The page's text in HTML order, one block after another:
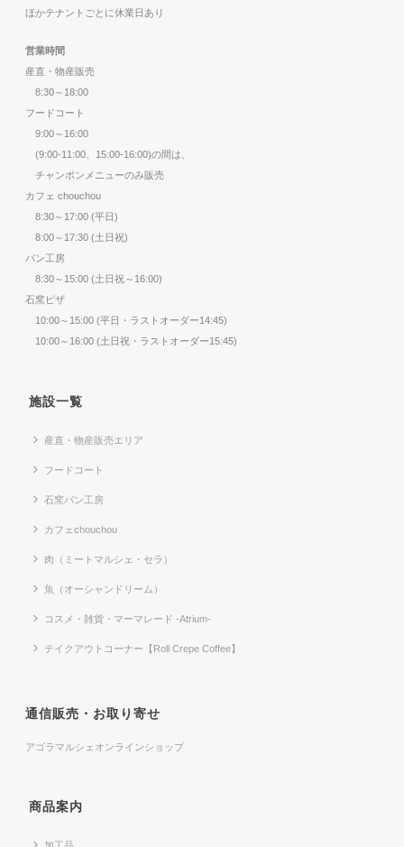
ほかテナントごとに休業日あり
営業時間
産直・物産販売
8:30～18:00
フードコート
9:00～16:00
(9:00-11:00、15:00-16:00)の間は、
チャンポンメニューのみ販売
カフェ chouchou
8:30～17:00 (平日)
8:00～17:30 (土日祝)
パン工房
8:30～15:00 (土日祝～16:00)
石窯ピザ
10:00～15:00 (平日・ラストオーダー14:45)
10:00～16:00 (土日祝・ラストオーダー15:45)
施設一覧
産直・物産販売エリア
フードコート
石窯パン工房
カフェchouchou
肉（ミートマルシェ・セラ）
魚（オーシャンドリーム）
コスメ・雑貨・マーマレード -Atrium-
テイクアウトコーナー【Roll Crepe Coffee】
通信販売・お取り寄せ
アゴラマルシェオンラインショップ
商品案内
加工品